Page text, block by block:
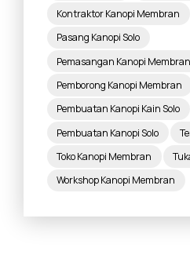
Kontraktor Kanopi Membran
Pasang Kanopi Solo
Pemasangan Kanopi Membran
Pemborong Kanopi Membran
Pembuatan Kanopi Kain Solo
Pembuatan Kanopi Solo
Toko Kanopi Membran
Workshop Kanopi Membran